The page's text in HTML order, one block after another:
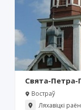
Свята-Петра-
Востраў
Востраў
Ляхавіцкі раён